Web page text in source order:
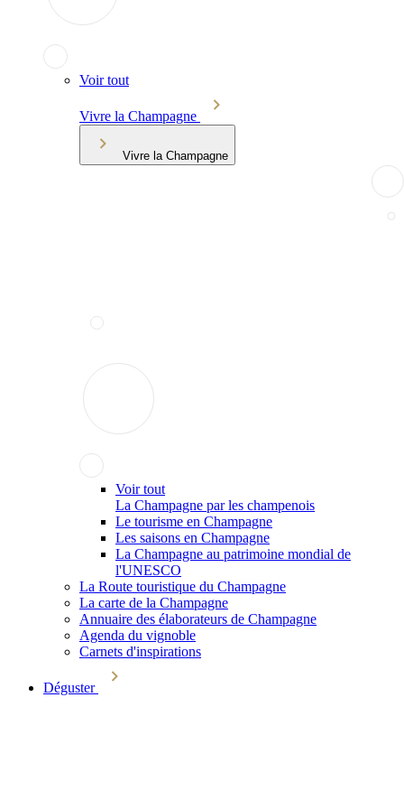
Voir tout
Vivre la Champagne
Vivre la Champagne
Voir tout
La Champagne par les champenois
Le tourisme en Champagne
Les saisons en Champagne
La Champagne au patrimoine mondial de
l'UNESCO
La Route touristique du Champagne
La carte de la Champagne
Annuaire des élaborateurs de Champagne
Agenda du vignoble
Carnets d'inspirations
Déguster